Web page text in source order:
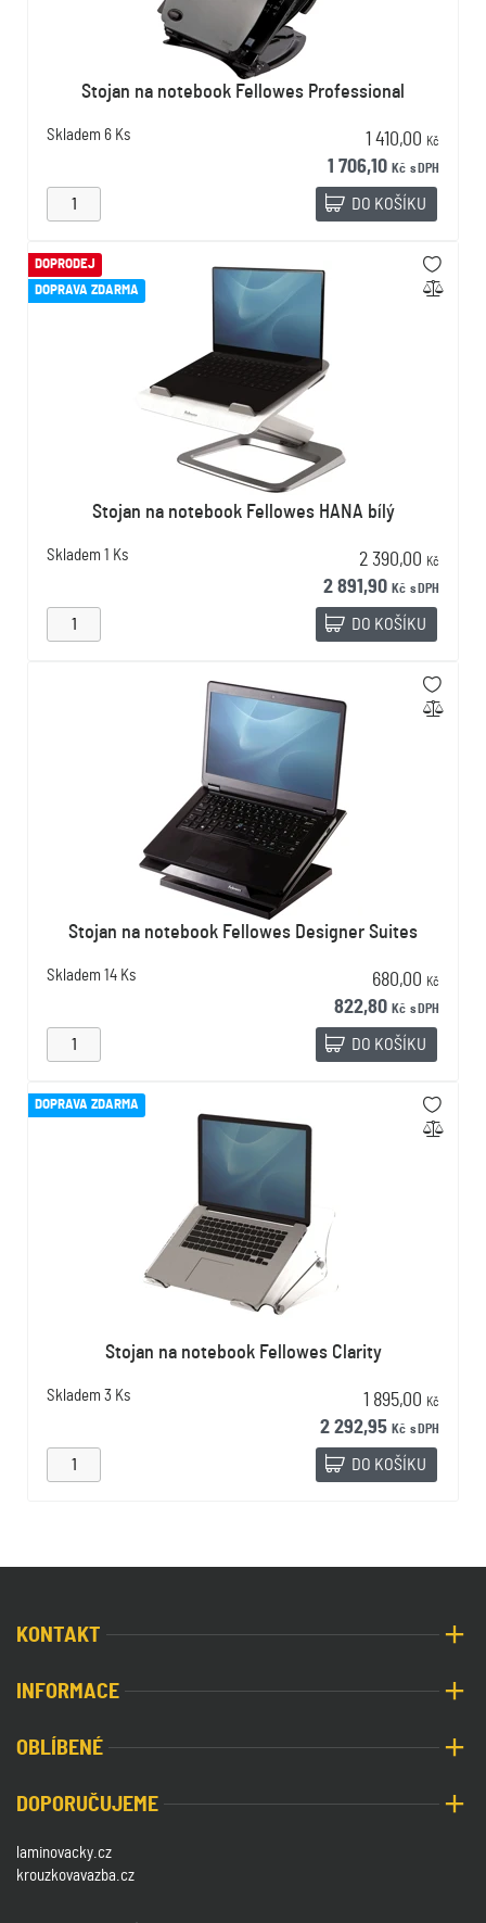
Stojan na notebook Fellowes Professional
Skladem 6 Ks 1 410,00 Kč
1 706,10 Kč s DPH
DO KOŠÍKU
DOPRODEJ
DOPRAVA ZDARMA
Stojan na notebook Fellowes HANA bílý
Skladem 1 Ks 2 390,00 Kč
2 891,90 Kč s DPH
DO KOŠÍKU
Stojan na notebook Fellowes Designer Suites
Skladem 14 Ks 680,00 Kč
822,80 Kč s DPH
DO KOŠÍKU
DOPRAVA ZDARMA
Stojan na notebook Fellowes Clarity
Skladem 3 Ks 1 895,00 Kč
2 292,95 Kč s DPH
DO KOŠÍKU
KONTAKT
INFORMACE
OBLÍBENÉ
DOPORUČUJEME
laminovacky.cz
krouzkovavazba.cz